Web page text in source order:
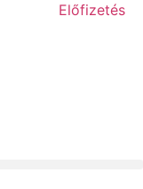
Előfizetés